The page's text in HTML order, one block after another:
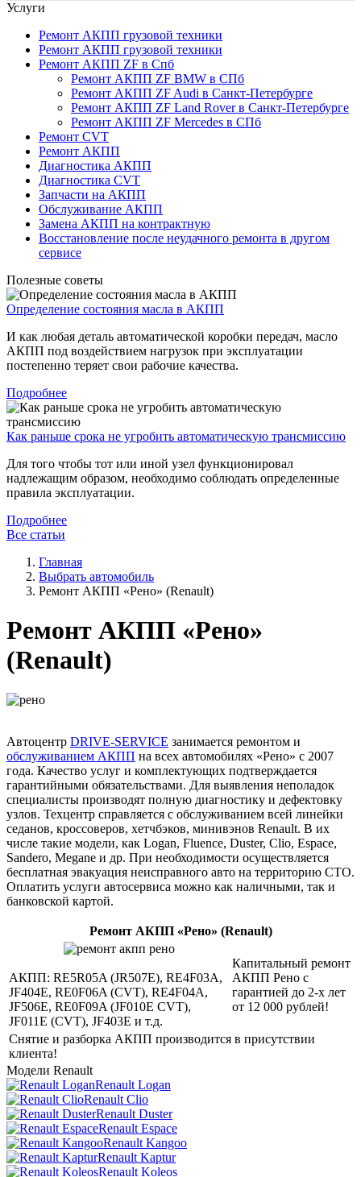
Услуги
Ремонт АКПП грузовой техники
Ремонт АКПП грузовой техники
Ремонт АКПП ZF в Спб
Ремонт АКПП ZF BMW в СПб
Ремонт АКПП ZF Audi в Санкт-Петербурге
Ремонт АКПП ZF Land Rover в Санкт-Петербурге
Ремонт АКПП ZF Mercedes в СПб
Ремонт CVT
Ремонт AКПП
Диагностика АКПП
Диагностика CVT
Запчасти на АКПП
Обслуживание АКПП
Замена АКПП на контрактную
Восстановление после неудачного ремонта в другом
сервисе
Полезные советы
Определение состояния масла в АКПП
И как любая деталь автоматической коробки передач, масло
АКПП под воздействием нагрузок при эксплуатации
постепенно теряет свои рабочие качества.
Подробнее
Как раньше срока не угробить автоматическую трансмиссию
Для того чтобы тот или иной узел функционировал
надлежащим образом, необходимо соблюдать определенные
правила эксплуатации.
Подробнее
Все статьи
Главная
Выбрать автомобиль
Ремонт АКПП «Рено» (Renault)
Ремонт АКПП «Рено»
(Renault)
Автоцентр DRIVE-SERVICE занимается ремонтом и
обслуживанием АКПП на всех автомобилях «Рено» с 2007
года. Качество услуг и комплектующих подтверждается
гарантийными обязательствами. Для выявления неполадок
специалисты производят полную диагностику и дефектовку
узлов. Техцентр справляется с обслуживанием всей линейки
седанов, кроссоверов, хетчбэков, минивэнов Renault. В их
числе такие модели, как Logan, Fluence, Duster, Clio, Espace,
Sandero, Megane и др. При необходимости осуществляется
бесплатная эвакуация неисправного авто на территорию СТО.
Оплатить услуги автосервиса можно как наличными, так и
банковской картой.
Ремонт АКПП «Рено» (Renault)
АКПП: RE5R05A (JR507E), RE4F03A,
JF404E, RE0F06A (CVT), RE4F04A,
JF506E, RE0F09A (JF010E CVT),
JF011E (CVT), JF403E и т.д.
Капитальный ремонт
АКПП Рено с
гарантией до 2-х лет
от 12 000 рублей!
Снятие и разборка АКПП производится в присутствии
клиента!
Модели Renault
Renault Logan
Renault Clio
Renault Duster
Renault Espace
Renault Kangoo
Renault Kaptur
Renault Koleos